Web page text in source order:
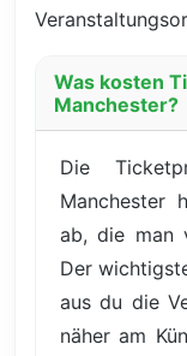
Was kosten
Manchester?
Die
Manchester
ab, die man
Der
aus du die
näher am